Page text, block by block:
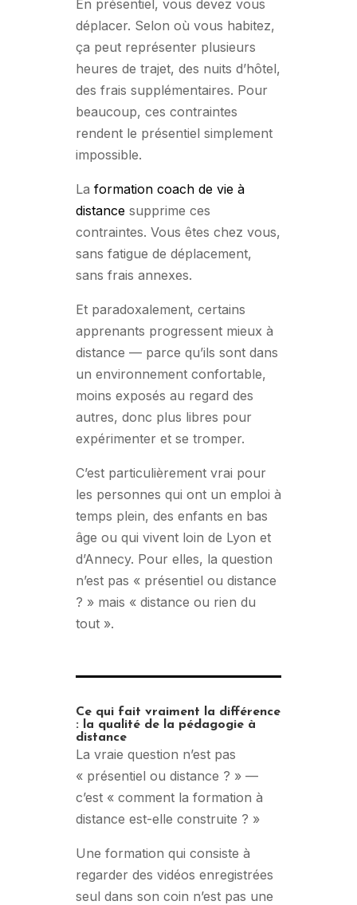
En présentiel, vous devez vous
déplacer. Selon où vous habitez,
ça peut représenter plusieurs
heures de trajet, des nuits d’hôtel,
des frais supplémentaires. Pour
beaucoup, ces contraintes
rendent le présentiel simplement
impossible.
La formation coach de vie à
distancesupprime ces
contraintes. Vous êtes chez vous,
sans fatigue de déplacement,
sans frais annexes.
Et paradoxalement, certains
apprenants progressent mieux à
distance — parce qu’ils sont dans
un environnement confortable,
moins exposés au regard des
autres, donc plus libres pour
expérimenter et se tromper.
C’est particulièrement vrai pour
les personnes qui ont un emploi à
temps plein, des enfants en bas
âge ou qui vivent loin de Lyon et
d’Annecy. Pour elles, la question
n’est pas « présentiel ou distance
? » mais « distance ou rien du
tout ».
Ce qui fait vraiment la différence
: la qualité de la pédagogie à
distance
La vraie question n’est pas
« présentiel ou distance ? » —
c’est « comment la formation à
distance est-elle construite ? »
Une formation qui consiste à
regarder des vidéos enregistrées
seul dans son coin n’est pas une